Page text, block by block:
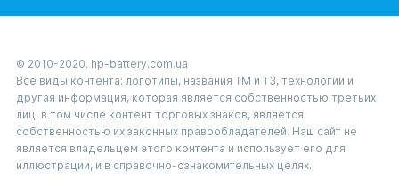
© 2010-2020. hp-battery.com.ua
Все виды контента: логотипы, названия ТМ и ТЗ, технологии и
другая информация, которая является собственностью третьих
лиц, в том числе контент торговых знаков, является
собственностью их законных правообладателей. Наш сайт не
является владельцем этого контента и использует его для
иллюстрации, и в справочно-ознакомительных целях.